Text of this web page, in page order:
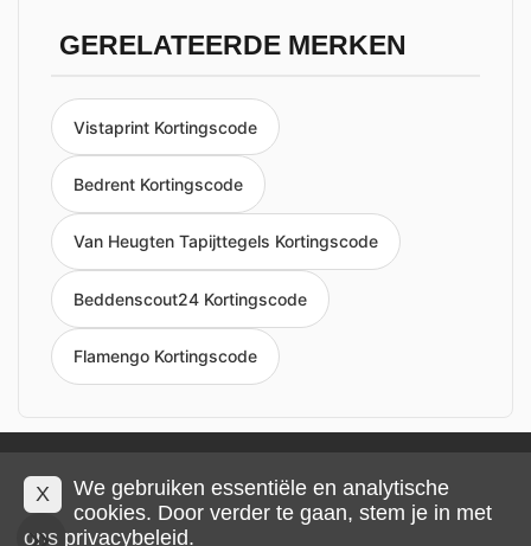
GERELATEERDE MERKEN
Vistaprint Kortingscode
Bedrent Kortingscode
Van Heugten Tapijttegels Kortingscode
Beddenscout24 Kortingscode
Flamengo Kortingscode
Privacy en cookies Impressum Algemene voorwaarden
© 2026 IMP Multimedia GmbH
X
We gebruiken essentiële en analytische
cookies. Door verder te gaan, stem je in met
ons privacybeleid.